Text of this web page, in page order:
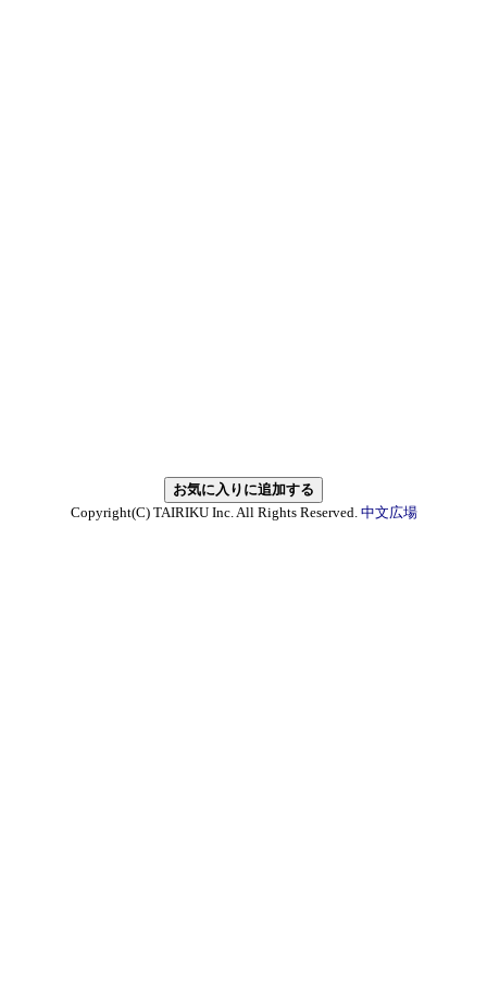
Copyright(C) TAIRIKU Inc. All Rights Reserved. 中文広場